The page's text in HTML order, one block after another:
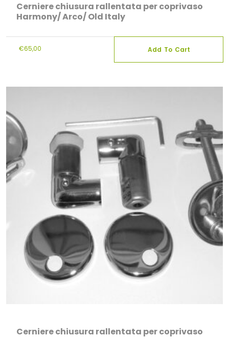
Cerniere chiusura rallentata per coprivaso
Harmony/ Arco/ Old Italy
€65,00 Add To Cart
Cerniere chiusura rallentata per coprivaso